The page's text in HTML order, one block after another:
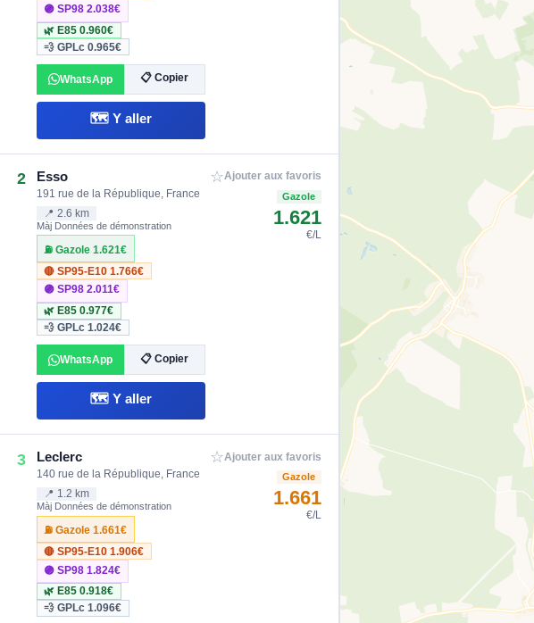
🟣 SP982.038€
🌿 E850.960€
💨 GPLc0.965€
WhatsApp 📋 Copier
🗺️ Y aller
2 Esso
191 rue de la République, France
📍 2.6 km
Màj Données de démonstration
⛽ Gazole1.621€
🔴 SP95-E101.766€
🟣 SP982.011€
🌿 E850.977€
💨 GPLc1.024€
WhatsApp 📋 Copier
🗺️ Y aller
☆Ajouter aux favoris
Gazole
1.621
€/L
3 Leclerc
140 rue de la République, France
📍 1.2 km
Màj Données de démonstration
⛽ Gazole1.661€
🔴 SP95-E101.906€
🟣 SP981.824€
🌿 E850.918€
💨 GPLc1.096€
☆Ajouter aux favoris
Gazole
1.661
€/L